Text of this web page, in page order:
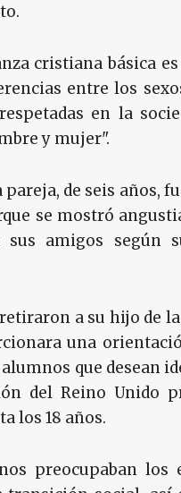
cristiana básica
entre los
en la
y mujer".
pareja, de seis años,
se mostró
sus amigos según
a su hijo de
una
que desean
del Reino Unido
los 18 años.
preocupaban